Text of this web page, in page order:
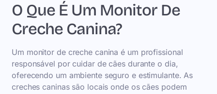
O Que É Um Monitor De
Creche Canina?
Um monitor de creche canina é um profissional
responsável por cuidar de cães durante o dia,
oferecendo um ambiente seguro e estimulante. As
creches caninas são locais onde os cães podem